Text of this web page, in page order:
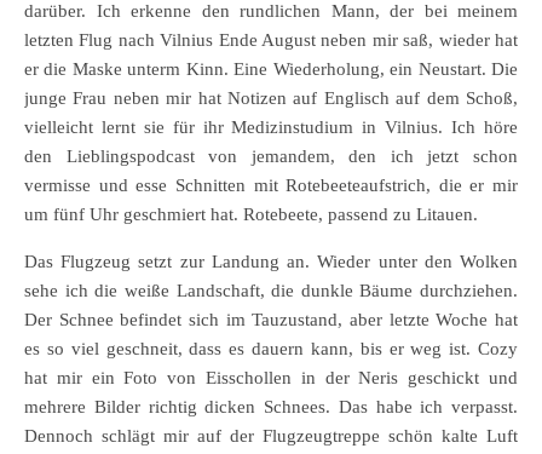
darüber. Ich erkenne den rundlichen Mann, der bei meinem
letzten Flug nach Vilnius Ende August neben mir saß, wieder hat
er die Maske unterm Kinn. Eine Wiederholung, ein Neustart. Die
junge Frau neben mir hat Notizen auf Englisch auf dem Schoß,
vielleicht lernt sie für ihr Medizinstudium in Vilnius. Ich höre
den Lieblingspodcast von jemandem, den ich jetzt schon
vermisse und esse Schnitten mit Rotebeeteaufstrich, die er mir
um fünf Uhr geschmiert hat. Rotebeete, passend zu Litauen.
Das Flugzeug setzt zur Landung an. Wieder unter den Wolken
sehe ich die weiße Landschaft, die dunkle Bäume durchziehen.
Der Schnee befindet sich im Tauzustand, aber letzte Woche hat
es so viel geschneit, dass es dauern kann, bis er weg ist. Cozy
hat mir ein Foto von Eisschollen in der Neris geschickt und
mehrere Bilder richtig dicken Schnees. Das habe ich verpasst.
Dennoch schlägt mir auf der Flugzeugtreppe schön kalte Luft